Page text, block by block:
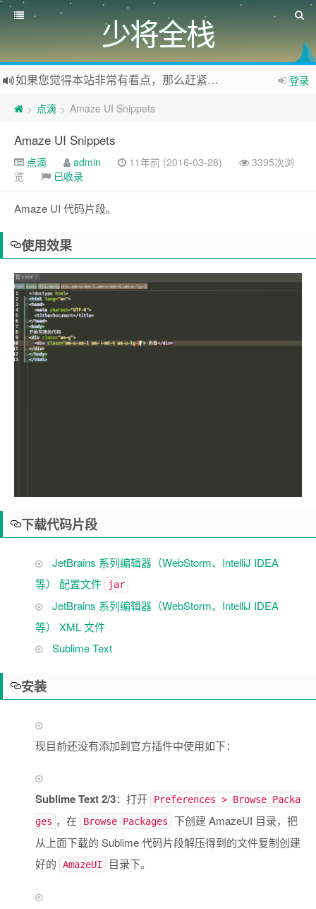
少将全栈
登录
如果您觉得本站非常有看点，那么赶紧使用Ctrl+D 收藏少将全栈吧
> 点滴 > Amaze UI Snippets
Amaze UI Snippets
点滴 admin 11年前 (2016-03-28)
3395次浏
览
已收录
Amaze UI 代码片段。
使用效果
下载代码片段
JetBrains 系列编辑器（WebStorm、IntelliJ IDEA
等） 配置文件
jar
JetBrains 系列编辑器（WebStorm、IntelliJ IDEA
等） XML 文件
Sublime Text
安装
现目前还没有添加到官方插件中使用如下：
Sublime Text 2/3：打开
Preferences > Browse Packa
ges ，在 Browse Packages
下创建 AmazeUI 目录，把
从上面下载的 Sublime 代码片段解压得到的文件复制创建
好的
AmazeUI 目录下。